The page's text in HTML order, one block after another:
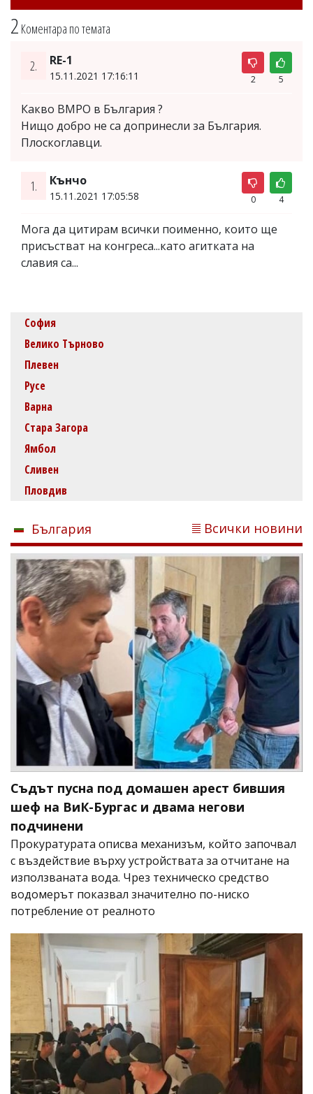
2 Коментара по темата
2. RE-1
15.11.2021 17:16:11 2 5
Какво ВМРО в България ?
Нищо добро не са допринесли за България.
Плоскоглавци.
1. Кънчо
15.11.2021 17:05:58 0 4
Мога да цитирам всички поименно, които ще
присъстват на конгреса...като агитката на
славия са...
София
Велико Търново
Плевен
Русе
Варна
Стара Загора
Ямбол
Сливен
Пловдив
България Всички новини
Съдът пусна под домашен арест бившия
шеф на ВиК-Бургас и двама негови
подчинени
Прокуратурата описва механизъм, който започвал
с въздействие върху устройствата за отчитане на
използваната вода. Чрез техническо средство
водомерът показвал значително по-ниско
потребление от реалното